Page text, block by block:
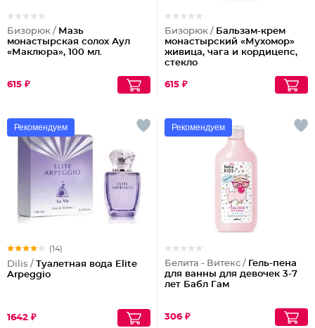
Бизорюк / Мазь
монастырская солох Аул
«Маклюра», 100 мл.
615 ₽
Бизорюк / Бальзам-крем
монастырский «Мухомор»
живица, чага и кордицепс,
стекло
615 ₽
Рекомендуем
(14)
Dilis / Туалетная вода Elite
Arpeggio
1642 ₽
Рекомендуем
Белита - Витекс / Гель-пена
для ванны для девочек 3-7
лет Бабл Гам
306 ₽